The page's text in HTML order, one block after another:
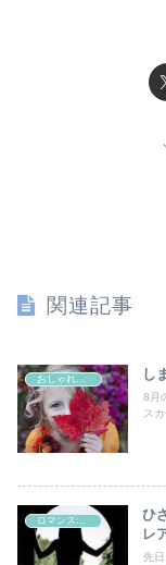
関連記事
し
8月
ス
ひ
レ
先